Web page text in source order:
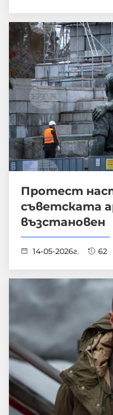
Протест
съветската
възстановен
14-05-2026г. 62